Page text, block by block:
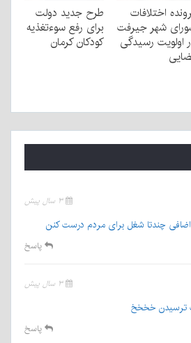
اختلافات
شهر جیرفت
اولویت رسیدگی
طرح جدید دولت
برای رفع سوءتغذیه
کودکان کرمان
۳ سال پیش
چندتا شغل برای مردم درست کنن
پاسخ
۳ سال پیش
ترسیدن خخخخ
پاسخ